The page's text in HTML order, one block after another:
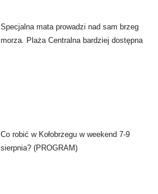
Specjalna mata prowadzi nad sam brzeg
morza. Plaża Centralna bardziej dostępna
Co robić w Kołobrzegu w weekend 7-9
sierpnia? (PROGRAM)